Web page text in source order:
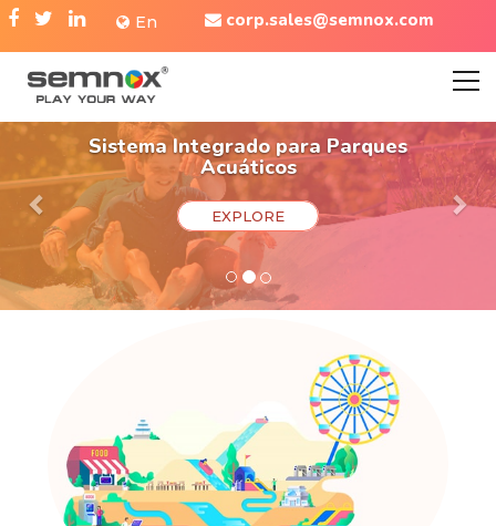
corp.sales@semnox.com
En
Sistema Integrado para Parques
Acuáticos
EXPLORE